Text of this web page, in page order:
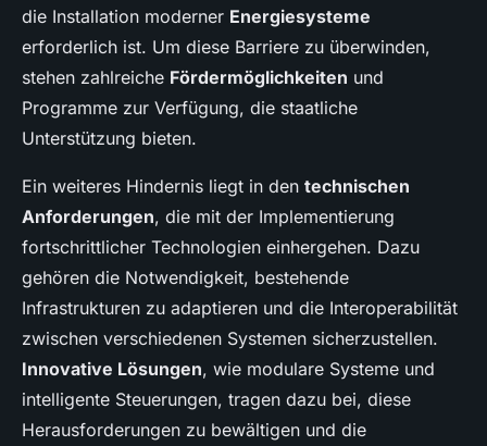
die Installation moderner Energiesysteme
erforderlich ist. Um diese Barriere zu überwinden,
stehen zahlreiche Fördermöglichkeiten und
Programme zur Verfügung, die staatliche
Unterstützung bieten.
Ein weiteres Hindernis liegt in den technischen
Anforderungen, die mit der Implementierung
fortschrittlicher Technologien einhergehen. Dazu
gehören die Notwendigkeit, bestehende
Infrastrukturen zu adaptieren und die Interoperabilität
zwischen verschiedenen Systemen sicherzustellen.
Innovative Lösungen, wie modulare Systeme und
intelligente Steuerungen, tragen dazu bei, diese
Herausforderungen zu bewältigen und die